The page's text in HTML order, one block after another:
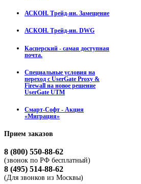
АСКОН. Трейд-ин. Замещение
АСКОН. Трейд-ин. DWG
Касперский - самая доступная
почта.
Специальные условия на
переход с UserGate Proxy &
Firewall на новое решение
UserGate UTM
Смарт-Софт - Акция
«Миграция»
Прием заказов
8 (800) 550-88-62
(звонок по РФ бесплатный)
8 (495) 514-88-62
(Для звонков из Москвы)